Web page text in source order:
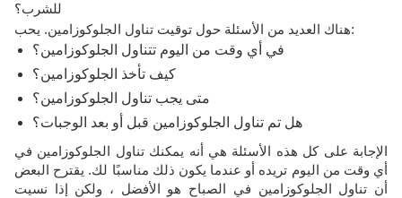
للشرب؟
هناك العديد من الأسئلة حول توقيت تناول الجلوكوزامين. يحب:
في أي وقت من اليوم تتناول الجلوكوزامين؟
كيف تأخذ الجلوكوزامين؟
متى يجب تناول الجلوكوزامين؟
هل تم تناول الجلوكوزامين قبل أو بعد الوجبات؟
الإجابة على كل هذه الأسئلة هي أنه يمكنك تناول الجلوكوزامين في
أي وقت من اليوم تريده أو عندما يكون ذلك مناسبًا لك. يقترح البعض
أن تناول الجلوكوزامين في الصباح هو الأفضل ، ولكن إذا نسيت